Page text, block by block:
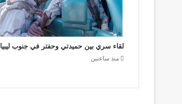
لقاء سري بين حميدتي وحفتر في جنوب ليبيا
منذ ساعتين